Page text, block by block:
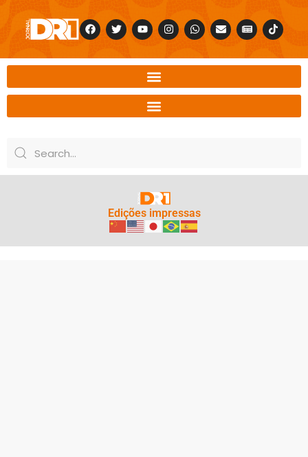
Edições impressas